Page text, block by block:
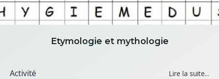
Etymologie et mythologie
Activité Lire la suite...